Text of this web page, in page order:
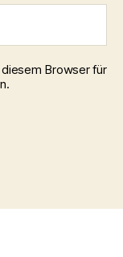
Browser für